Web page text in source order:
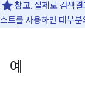
참고: 실제로 검색
스트를 사용하면 대부분
예